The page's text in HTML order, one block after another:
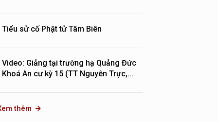
Tiểu sử cố Phật tử Tâm Biên
Video: Giảng tại trường hạ Quảng Đức
Khoá An cư kỳ 15 (TT Nguyên Trực,...
thêm